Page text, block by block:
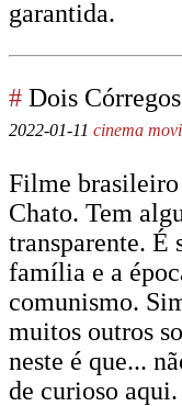
garantida.
# Dois Córregos
2022-01-11 cinema
Filme brasileiro
Chato. Tem
transparente. É
família e a
comunismo.
muitos outros
neste é que...
de curioso aqui.